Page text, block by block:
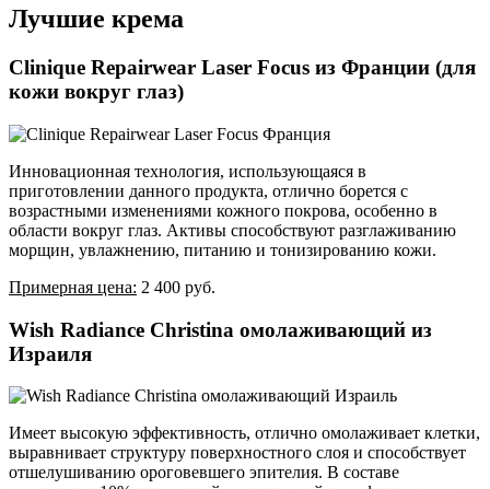
Лучшие крема
Clinique Repairwear Laser Focus из Франции (для
кожи вокруг глаз)
Инновационная технология, использующаяся в
приготовлении данного продукта, отлично борется с
возрастными изменениями кожного покрова, особенно в
области вокруг глаз. Активы способствуют разглаживанию
морщин, увлажнению, питанию и тонизированию кожи.
Примерная цена: 2 400 руб.
Wish Radiance Christina омолаживающий из
Израиля
Имеет высокую эффективность, отлично омолаживает клетки,
выравнивает структуру поверхностного слоя и способствует
отшелушиванию ороговевшего эпителия. В составе